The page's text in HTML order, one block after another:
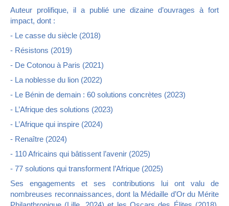
Auteur prolifique, il a publié une dizaine d’ouvrages à fort
impact, dont :
- Le casse du siècle (2018)
- Résistons (2019)
- De Cotonou à Paris (2021)
- La noblesse du lion (2022)
- Le Bénin de demain : 60 solutions concrètes (2023)
- L’Afrique des solutions (2023)
- L’Afrique qui inspire (2024)
- Renaître (2024)
- 110 Africains qui bâtissent l’avenir (2025)
- 77 solutions qui transforment l’Afrique (2025)
Ses engagements et ses contributions lui ont valu de
nombreuses reconnaissances, dont la Médaille d’Or du Mérite